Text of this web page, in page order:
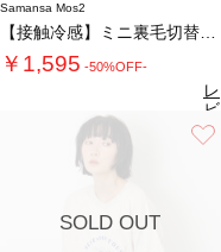
Samansa Mos2
￥1,595 -50%OFF-
4.8
レ
ビ
ュ
ー
SOLD OUT